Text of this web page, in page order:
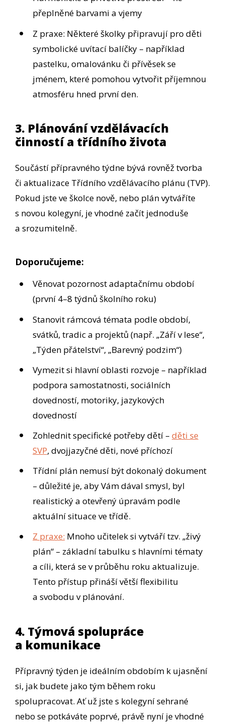
přeplněné barvami a vjemy
Z praxe: Některé školky připravují pro děti
symbolické uvítací balíčky – například
pastelku, omalovánku či přívěsek se
jménem, které pomohou vytvořit příjemnou
atmosféru hned první den.
3. Plánování vzdělávacích
činností a třídního života
Součástí přípravného týdne bývá rovněž tvorba
či aktualizace Třídního vzdělávacího plánu (TVP).
Pokud jste ve školce nově, nebo plán vytváříte
s novou kolegyní, je vhodné začít jednoduše
a srozumitelně.
Doporučujeme:
Věnovat pozornost adaptačnímu období
(první 4–8 týdnů školního roku)
Stanovit rámcová témata podle období,
svátků, tradic a projektů (např. „Září v lese“,
„Týden přátelství“, „Barevný podzim“)
Vymezit si hlavní oblasti rozvoje – například
podpora samostatnosti, sociálních
dovedností, motoriky, jazykových
dovedností
Zohlednit specifické potřeby dětí – děti se
SVP, dvojjazyčné děti, nové příchozí
Třídní plán nemusí být dokonalý dokument
– důležité je, aby Vám dával smysl, byl
realistický a otevřený úpravám podle
aktuální situace ve třídě.
Z praxe: Mnoho učitelek si vytváří tzv. „živý
plán“ – základní tabulku s hlavními tématy
a cíli, která se v průběhu roku aktualizuje.
Tento přístup přináší větší flexibilitu
a svobodu v plánování.
4. Týmová spolupráce
a komunikace
Přípravný týden je ideálním obdobím k ujasnění
si, jak budete jako tým během roku
spolupracovat. Ať už jste s kolegyní sehrané
nebo se potkáváte poprvé, právě nyní je vhodné